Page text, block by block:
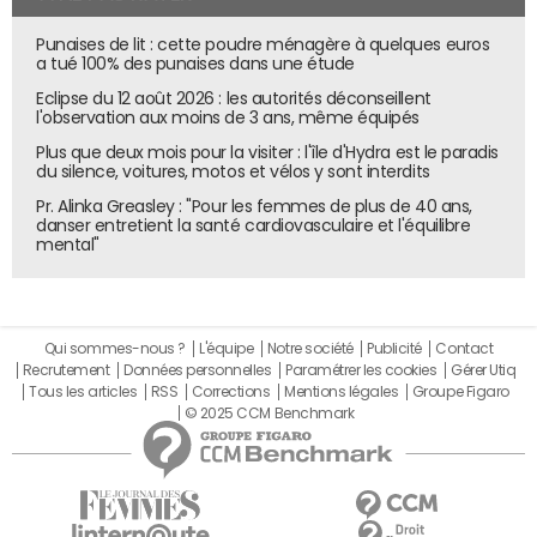
Enfin, Anthropic affirme que son modèle est excellent en
utilisation et manipulation d'interface. Il obtient un score
SOTA de 61,4% sur OSWorld, benchmark testant la
capacité du modèle à évoluer en autonomie sur un
des formules Max peuvent d'ailleurs, dès aujourd'hui,
Punaises de lit : cette poudre ménagère à quelques euros
a tué 100% des punaises dans une étude
Eclipse du 12 août 2026 : les autorités déconseillent
l'observation aux moins de 3 ans, même équipés
Plus que deux mois pour la visiter : l'île d'Hydra est le paradis
du silence, voitures, motos et vélos y sont interdits
Pr. Alinka Greasley : "Pour les femmes de plus de 40 ans,
danser entretient la santé cardiovasculaire et l'équilibre
mental"
Qui sommes-nous ? L'équipe Notre société Publicité
Contact
Recrutement
Données personnelles Paramétrer les cookies
Gérer Utiq
Tous les articles
RSS Corrections Mentions légales
Groupe Figaro
© 2025 CCM Benchmark